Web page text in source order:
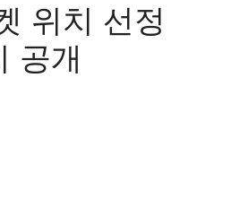
위치 선정
공개